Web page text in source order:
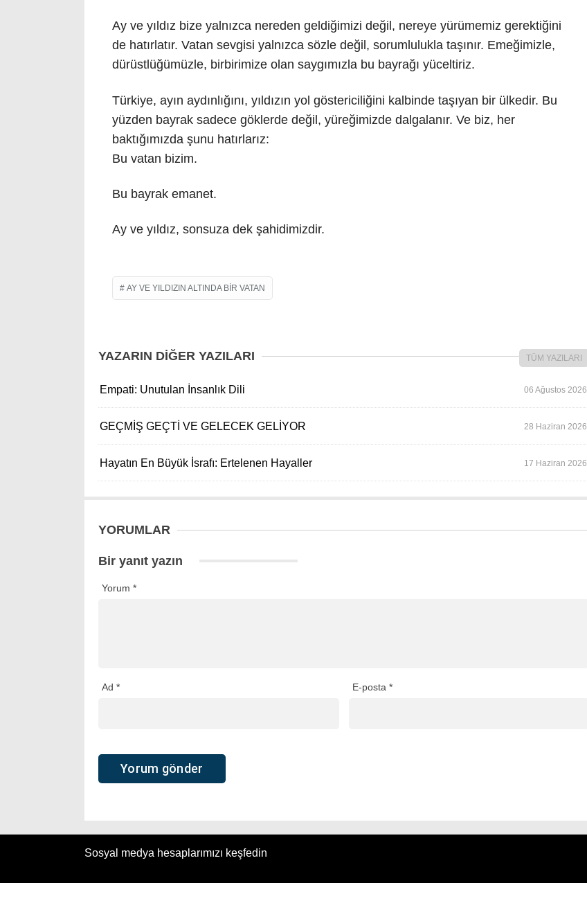
Ay ve yıldız bize yalnızca nereden geldiğimizi değil, nereye yürümemiz gerektiğini
de hatırlatır. Vatan sevgisi yalnızca sözle değil, sorumlulukla taşınır. Emeğimizle,
dürüstlüğümüzle, birbirimize olan saygımızla bu bayrağı yüceltiriz.
Türkiye, ayın aydınlığını, yıldızın yol göstericiliğini kalbinde taşıyan bir ülkedir. Bu
yüzden bayrak sadece göklerde değil, yüreğimizde dalgalanır. Ve biz, her
baktığımızda şunu hatırlarız:
Bu vatan bizim.
Bu bayrak emanet.
Ay ve yıldız, sonsuza dek şahidimizdir.
AY VE YILDIZIN ALTINDA BİR VATAN
YAZARIN DİĞER YAZILARI TÜM YAZILARI
Empati: Unutulan İnsanlık Dili 06 Ağustos 2026
GEÇMİŞ GEÇTİ VE GELECEK GELİYOR 28 Haziran 2026
Hayatın En Büyük İsrafı: Ertelenen Hayaller 17 Haziran 2026
YORUMLAR
Bir yanıt yazın
Yorum *
Ad * E-posta *
Sosyal medya hesaplarımızı keşfedin